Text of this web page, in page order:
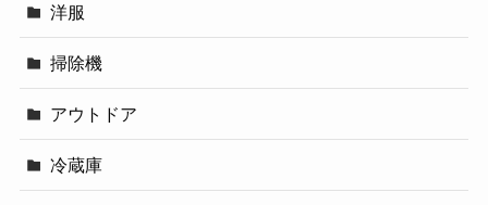
洋服
掃除機
アウトドア
冷蔵庫